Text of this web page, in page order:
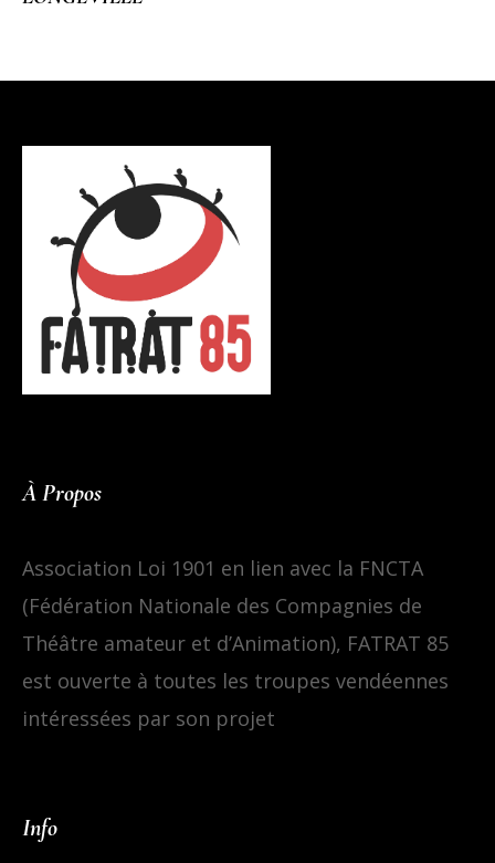
À Propos
Association Loi 1901 en lien avec la FNCTA
(Fédération Nationale des Compagnies de
Théâtre amateur et d’Animation), FATRAT 85
est ouverte à toutes les troupes vendéennes
intéressées par son projet
Info